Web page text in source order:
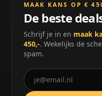
MAAK KANS OP €
De beste
Schrijf je in en maak
450,-. Wekelijks de
spam.